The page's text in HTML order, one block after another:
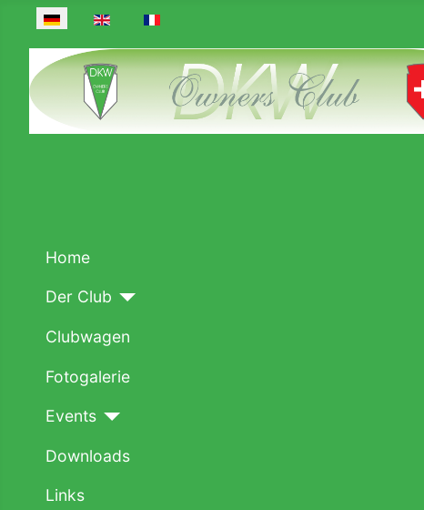
Sprache auswählen
Home
Der Club
Clubwagen
Fotogalerie
Events
Downloads
Links